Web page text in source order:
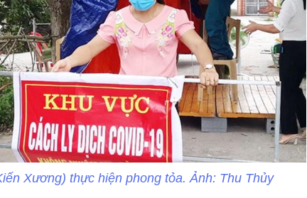
Xương) thực hiện phong tỏa. Ảnh: Thu Thủy